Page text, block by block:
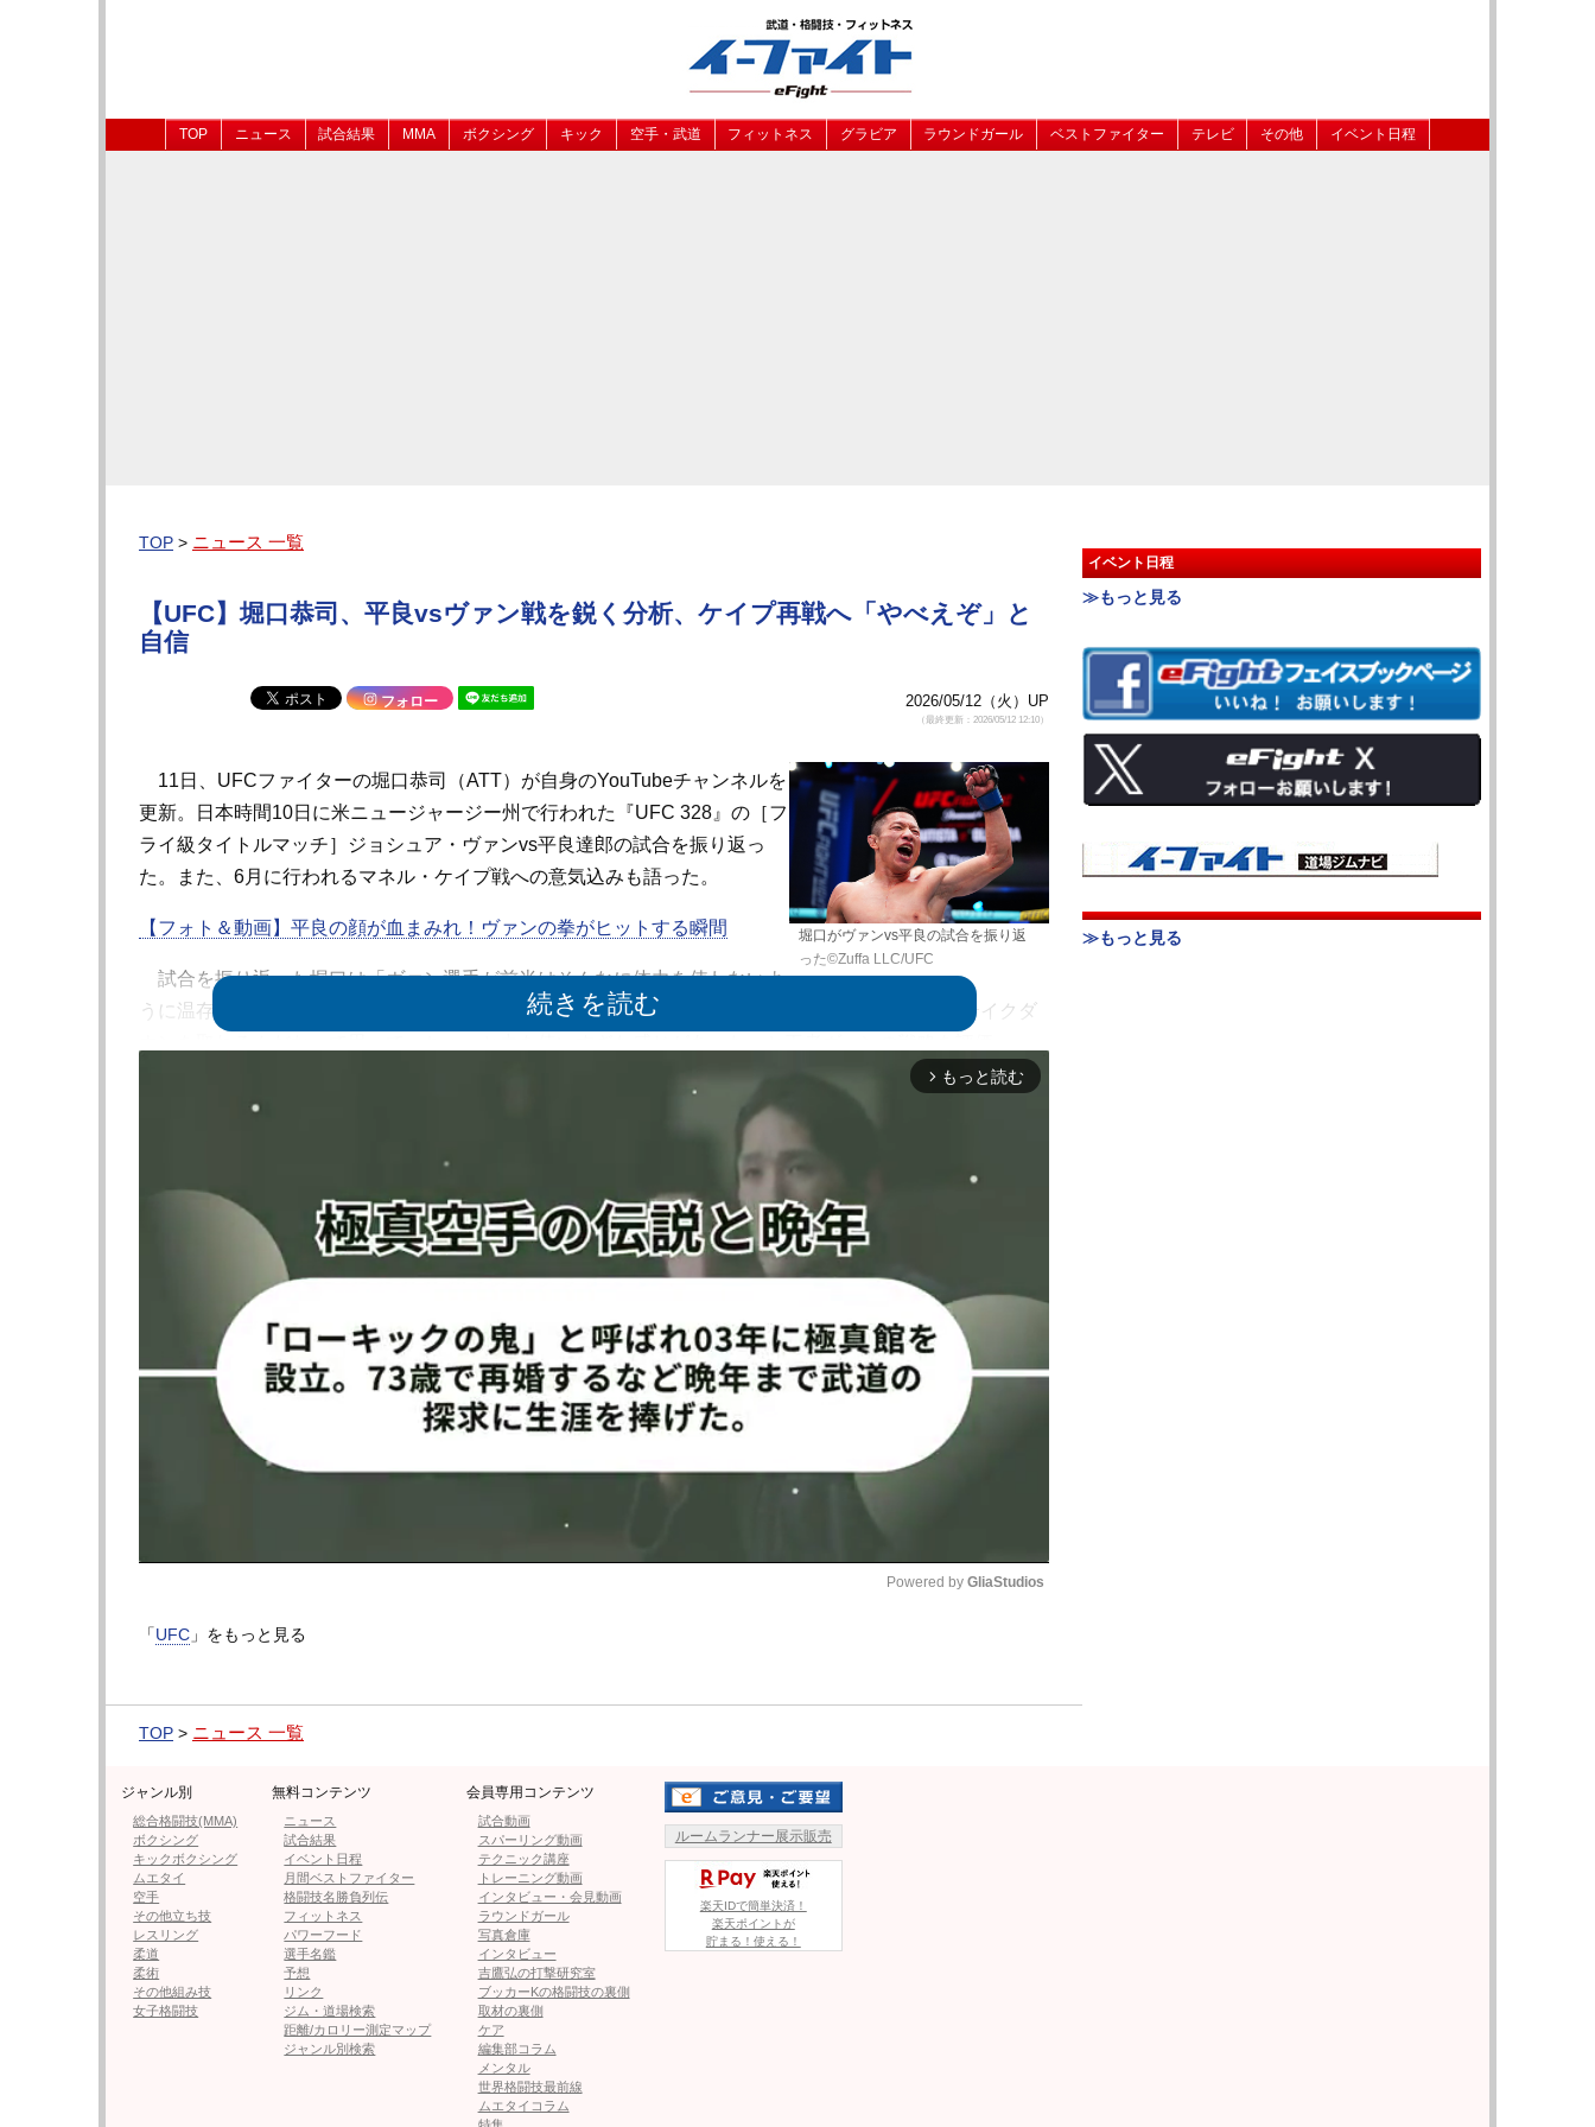
TOP ニュース 試合結果 MMA ボクシング キック 空手・武道 フィットネス グラビア ラウンドガール ベストファイター テレビ その他 イベント日程
TOP > ニュース 一覧
【UFC】堀口恭司、平良vsヴァン戦を鋭く分析、ケイプ再戦へ「やべえぞ」と
自信
フォロー 2026/05/12（火）UP
（最終更新：2026/05/12 12:10）
堀口がヴァンvs平良の試合を振り返
った©Zuffa LLC/UFC
11日、UFCファイターの堀口恭司（ATT）が自身のYouTubeチャンネルを
更新。日本時間10日に米ニュージャージー州で行われた『UFC 328』の［フ
ライ級タイトルマッチ］ジョシュア・ヴァンvs平良達郎の試合を振り返っ
た。また、6月に行われるマネル・ケイプ戦への意気込みも語った。
【フォト＆動画】平良の顔が血まみれ！ヴァンの拳がヒットする瞬間
試合を振り返った堀口は「ヴァン選手が前半はそんなに体力を使わないよ
うに温存してたよね。5Rに向けた戦い方を上手くしてたって感じかな。それで平良選手が意外とテイクダ
さらに試合後半についても「（ヴァンが）パンチをまとめて、ボクシング上手いから打撃をどんどん当
てていったっていう感じだよね。フラッシュダウンだったりとか、ヴァン選手が思い描いていたような試
合になったんじゃないかなという感じ」と振り返り、ヴァンの強みが出た試合だったと分析した。
また、堀口は試合全体について「面白い試合だったんじゃない。寝技もあったりとか、打撃もお互い交
錯してた。平良君も良いパンチ当てたりしてて、すごい良い試合だったんじゃないかなと思う」と語り、
敗れた平良を含め両選手を称賛した。
堀口は6月20日、フライ級2位のマネル・ケイプとの対戦が決定している。両者はRIZIN時代にも1度対戦
しており、その際は堀口が3R一本勝ち。今回は約8年6カ月ぶりの再戦となる。
現在の練習状況については「まあいい感じ。徐々に上がって、追い込みも始めた。俺はマイナス思考な
いから、すごいそれがワクワクもあるからプラスされて。もちろん平常心だけど楽しくなっちゃうってい
うか、俺これ多分やべえぞみたいな感じ」とコメント。本人も“ヤバい”と感じるほど、順調な仕上がりを明
●編集部オススメ
・【フォト＆動画】平良の顔が血まみれ！ヴァンの拳がヒットする瞬間
・【UFC】平良達郎、王者ヴァンのパンチで流血TKO負け…日本悲願のタイトル奪取ならず
・2m超えエドポロキング、UFC2階級王者よりムキムキ！“えぐいメンツ”と練習し「でかくなり
arrow_forward_ios もっと読む
Powered by GliaStudios
「UFC 」をもっと見る
TOP > ニュース 一覧
イベント日程
≫もっと見る
≫もっと見る
ジャンル別
総合格闘技(MMA)
ボクシング
キックボクシング
ムエタイ
空手
その他立ち技
レスリング
柔道
柔術
その他組み技
女子格闘技
無料コンテンツ
ニュース
試合結果
イベント日程
月間ベストファイター
格闘技名勝負列伝
フィットネス
パワーフード
選手名鑑
予想
リンク
ジム・道場検索
距離/カロリー測定マップ
ジャンル別検索
会員専用コンテンツ
試合動画
スパーリング動画
テクニック講座
トレーニング動画
インタビュー・会見動画
ラウンドガール
写真倉庫
インタビュー
吉鷹弘の打撃研究室
ブッカーKの格闘技の裏側
取材の裏側
ケア
編集部コラム
メンタル
世界格闘技最前線
ムエタイコラム
ルームランナー展示販売
楽天IDで簡単決済！
楽天ポイントが
貯まる！使える！